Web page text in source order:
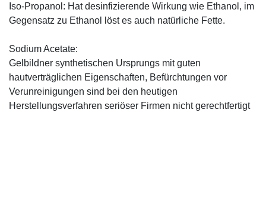
Iso-Propanol: Hat desinfizierende Wirkung wie Ethanol, im
Gegensatz zu Ethanol löst es auch natürliche Fette.
Sodium Acetate:
Gelbildner synthetischen Ursprungs mit guten
hautverträglichen Eigenschaften, Befürchtungen vor
Verunreinigungen sind bei den heutigen
Herstellungsverfahren seriöser Firmen nicht gerechtfertigt